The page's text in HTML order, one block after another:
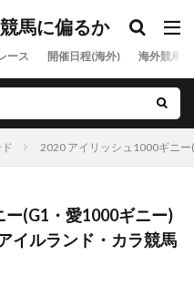
馬に偏るか
ース 開催日程(海外) 海外競馬
2020 アイリッシュ1000ギニ
(G1・愛1000ギニー)
イルランド・カラ競馬